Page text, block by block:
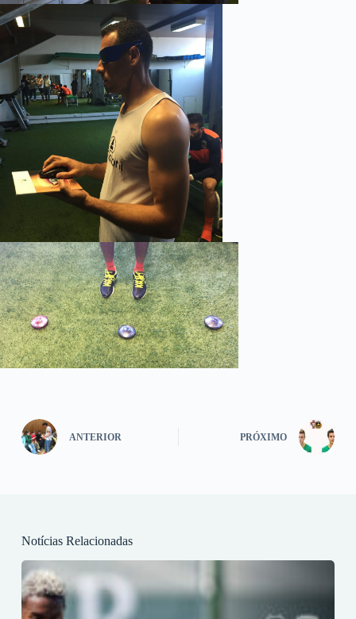
ANTERIOR PRÓXIMO
Notícias Relacionadas